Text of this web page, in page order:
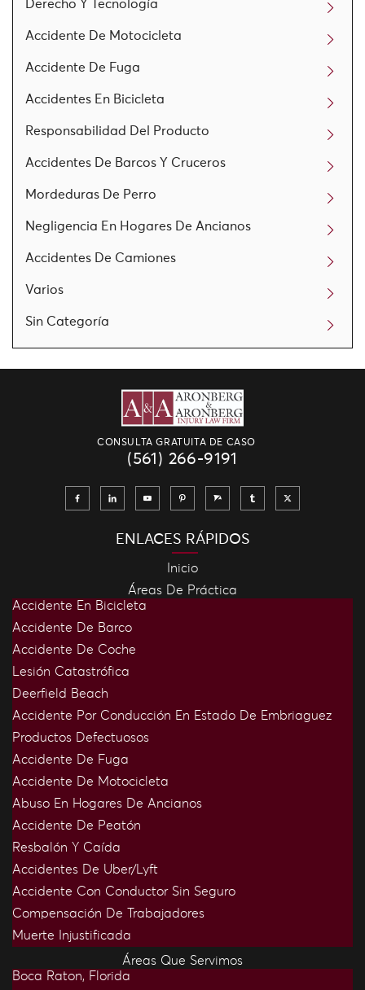
Derecho Y Tecnología
Accidente De Motocicleta
Accidente De Fuga
Accidentes En Bicicleta
Responsabilidad Del Producto
Accidentes De Barcos Y Cruceros
Mordeduras De Perro
Negligencia En Hogares De Ancianos
Accidentes De Camiones
Varios
Sin Categoría
CONSULTA GRATUITA DE CASO
(561) 266-9191
ENLACES RÁPIDOS
Inicio
Áreas De Práctica
Accidente En Bicicleta
Accidente De Barco
Accidente De Coche
Lesión Catastrófica
Deerfield Beach
Accidente Por Conducción En Estado De Embriaguez
Productos Defectuosos
Accidente De Fuga
Accidente De Motocicleta
Abuso En Hogares De Ancianos
Accidente De Peatón
Resbalón Y Caída
Accidentes De Uber/Lyft
Accidente Con Conductor Sin Seguro
Compensación De Trabajadores
Muerte Injustificada
Áreas Que Servimos
Boca Raton, Florida